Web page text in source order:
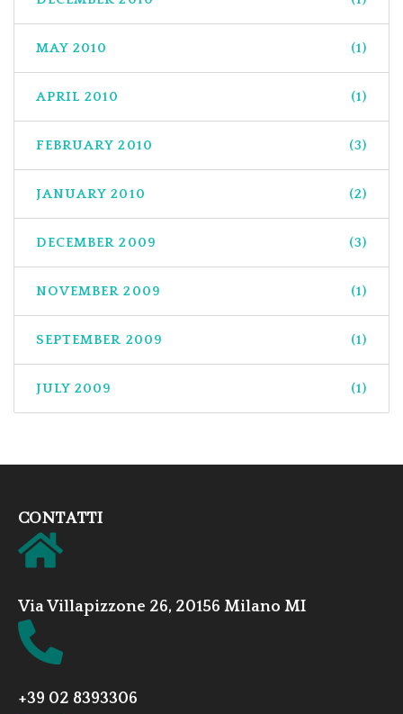
MAY 2010 (1)
APRIL 2010 (1)
FEBRUARY 2010 (3)
JANUARY 2010 (2)
DECEMBER 2009 (3)
NOVEMBER 2009 (1)
SEPTEMBER 2009 (1)
JULY 2009 (1)
CONTATTI
Via Villapizzone 26, 20156 Milano MI
+39 02 8393306